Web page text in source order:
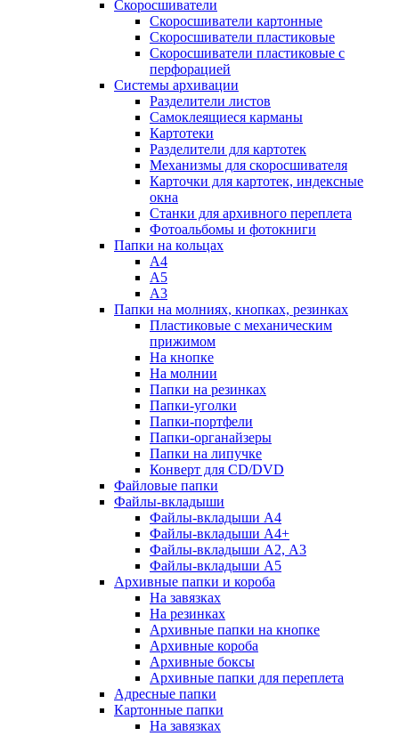
Скоросшиватели
Скоросшиватели картонные
Скоросшиватели пластиковые
Скоросшиватели пластиковые с
перфорацией
Системы архивации
Разделители листов
Самоклеящиеся карманы
Картотеки
Разделители для картотек
Механизмы для скоросшивателя
Карточки для картотек, индексные
окна
Станки для архивного переплета
Фотоальбомы и фотокниги
Папки на кольцах
А4
А5
А3
Папки на молниях, кнопках, резинках
Пластиковые с механическим
прижимом
На кнопке
На молнии
Папки на резинках
Папки-уголки
Папки-портфели
Папки-органайзеры
Папки на липучке
Конверт для CD/DVD
Файловые папки
Файлы-вкладыши
Файлы-вкладыши А4
Файлы-вкладыши А4+
Файлы-вкладыши А2, А3
Файлы-вкладыши А5
Архивные папки и короба
На завязках
На резинках
Архивные папки на кнопке
Архивные короба
Архивные боксы
Архивные папки для переплета
Адресные папки
Картонные папки
На завязках